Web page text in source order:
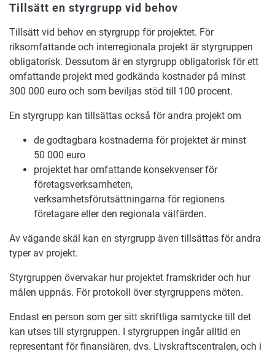
Tillsätt en styrgrupp vid behov
Tillsätt vid behov en styrgrupp för projektet. För
riksomfattande och interregionala projekt är styrgruppen
obligatorisk. Dessutom är en styrgrupp obligatorisk för ett
omfattande projekt med godkända kostnader på minst
300 000 euro och som beviljas stöd till 100 procent.
En styrgrupp kan tillsättas också för andra projekt om
de godtagbara kostnaderna för projektet är minst
50 000 euro
projektet har omfattande konsekvenser för
företagsverksamheten,
verksamhetsförutsättningarna för regionens
företagare eller den regionala välfärden.
Av vägande skäl kan en styrgrupp även tillsättas för andra
typer av projekt.
Styrgruppen övervakar hur projektet framskrider och hur
målen uppnås. För protokoll över styrgruppens möten.
Endast en person som ger sitt skriftliga samtycke till det
kan utses till styrgruppen. I styrgruppen ingår alltid en
representant för finansiären, dvs. Livskraftscentralen, och i